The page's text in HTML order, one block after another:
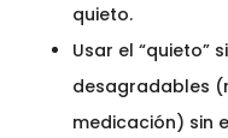
quieto.
Usar el “quieto”
desagradables
medicación) sin